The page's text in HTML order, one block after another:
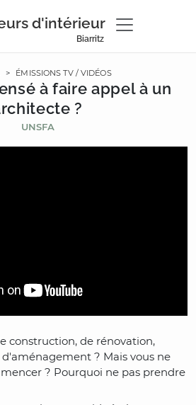
d'intérieur
Biarritz
> ÉMISSIONS TV / VIDÉOS
à faire appel à un
?
UNSFA
construction, de rénovation,
? Mais vous ne
? Pourquoi ne pas prendre